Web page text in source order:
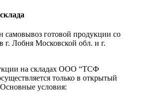
самовывоз готовой продукции со
г. Лобня Московской обл. и г.
на складах ООО “ТСФ
только в открытый
условия: